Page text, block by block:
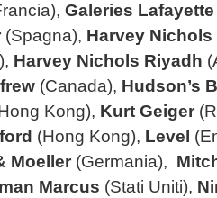
Galeries
(Spagna), Harvey Nichols
Harvey Nichols Riyadh
(Canada), Hudson’s
Kong), Kurt Geiger
(Hong Kong), Level
Moeller (Germania),
Marcus (Stati Uniti),